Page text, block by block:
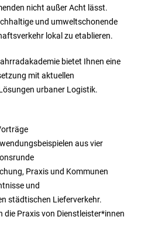
nicht außer Acht lässt.
und umweltschonende
lokal zu etablieren.
bietet Ihnen eine
mit aktuellen
urbaner Logistik.
aus vier
Praxis und Kommunen
und
städtischen Lieferverkehr.
die Praxis von Dienstleister*innen